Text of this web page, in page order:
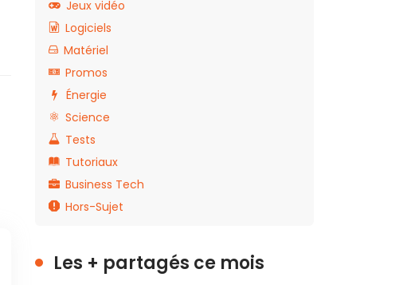
Jeux vidéo
Logiciels
Matériel
Promos
Énergie
Science
Tests
Tutoriaux
Business Tech
Hors-Sujet
Les + partagés ce mois